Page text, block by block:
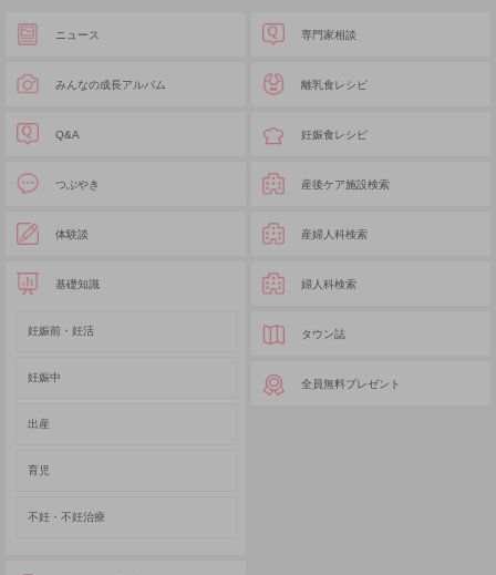
ニュース
みんなの成長アルバム
Q&A
つぶやき
体験談
基礎知識
妊娠前・妊活
妊娠中
出産
育児
不妊・不妊治療
専門家相談
離乳食レシピ
妊娠食レシピ
産後ケア施設検索
産婦人科検索
婦人科検索
タウン誌
全員無料プレゼント